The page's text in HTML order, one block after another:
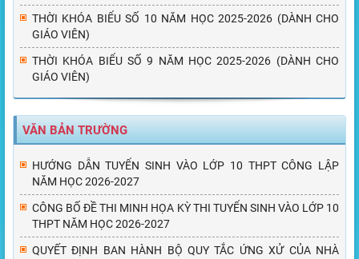
THỜI KHÓA BIỂU SỐ 10 NĂM HỌC 2025-2026 (DÀNH CHO
GIÁO VIÊN)
THỜI KHÓA BIỂU SỐ 9 NĂM HỌC 2025-2026 (DÀNH CHO
GIÁO VIÊN)
VĂN BẢN TRƯỜNG
HƯỚNG DẪN TUYỂN SINH VÀO LỚP 10 THPT CÔNG LẬP
NĂM HỌC 2026-2027
CÔNG BỐ ĐỀ THI MINH HỌA KỲ THI TUYỂN SINH VÀO LỚP 10
THPT NĂM HỌC 2026-2027
QUYẾT ĐỊNH BAN HÀNH BỘ QUY TẮC ỨNG XỬ CỦA NHÀ